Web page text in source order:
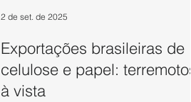
Exportações brasileiras de
celulose e papel: terremotos
à vista
2 de set. de 2025